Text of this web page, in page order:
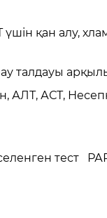
қан алу,
талдауы
АЛТ, АСТ,
тест